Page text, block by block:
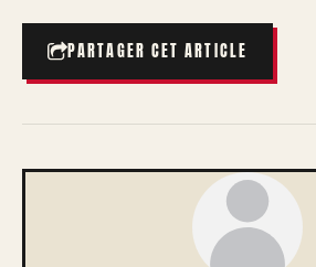
PARTAGER CET ARTICLE